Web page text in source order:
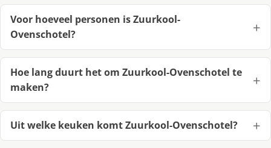
Voor hoeveel personen is Zuurkool-
Ovenschotel?
Hoe lang duurt het om Zuurkool-Ovenschotel te
maken?
Uit welke keuken komt Zuurkool-Ovenschotel?